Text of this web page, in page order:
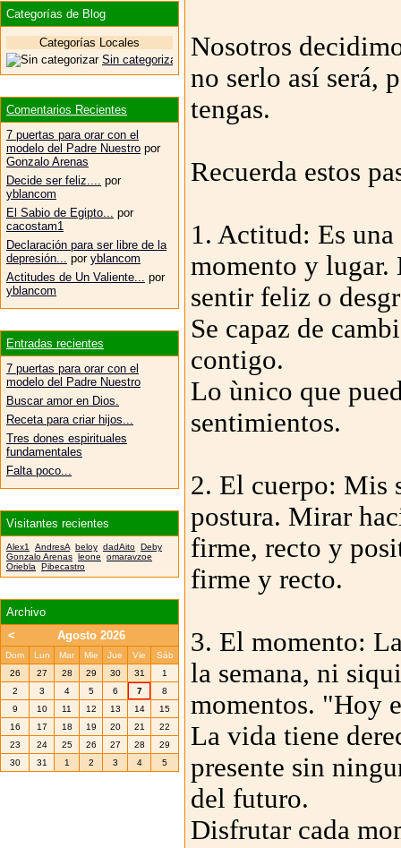
Nosotros
no serlo así será,
tengas.
Recuerda estos
1. Actitud: Es
momento y lugar.
sentir feliz o
Se capaz de
contigo.
Lo ùnico que
sentimientos.
2. El cuerpo: Mis
postura. Mirar
firme, recto y
firme y recto.
3. El momento:
la semana, ni
momentos. "Hoy
La vida tiene
presente sin
del futuro.
Disfrutar cada
Categorías de Blog
Categorías Locales
Sin categorizar
Comentarios Recientes
7 puertas para orar con el
modelo del Padre Nuestro por
Gonzalo Arenas
Decide ser feliz....
por
yblancom
El Sabio de Egipto...
por
cacostam1
Declaración para ser libre de la
depresión...
por yblancom
Actitudes de Un Valiente...
por
yblancom
Entradas recientes
7 puertas para orar con el
modelo del Padre Nuestro
Buscar amor en Dios.
Receta para criar hijos...
Tres dones espirituales
fundamentales
Falta poco...
Visitantes recientes
Alex1 AndresA beloy dadAito Deby
Gonzalo Arenas leone
omaravzoe
Oriebla
Pibecastro
Archivo
<
Agosto 2026
Dom Lun Mar Mie Jue Vie
Sáb
26
27 28 29 30 31
1
2
3 4 5 6 7
8
9
10 11 12 13 14
15
16
17 18 19 20 21
22
23
24 25 26 27 28
29
30
31 1 2 3 4 5